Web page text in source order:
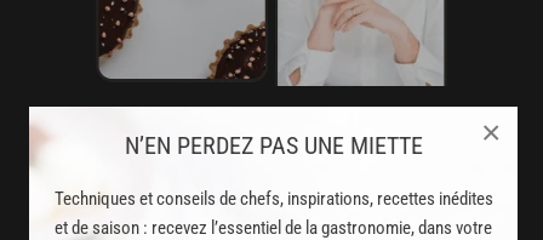
N’EN PERDEZ PAS UNE MIETTE
Techniques et conseils de chefs, inspirations, recettes inédites
et de saison : recevez l’essentiel de la gastronomie, dans votre
×
AVEC VOTRE ABONNEMENT
LA CUISINE DES CHEFS, ENFIN ACCESSIBLE !